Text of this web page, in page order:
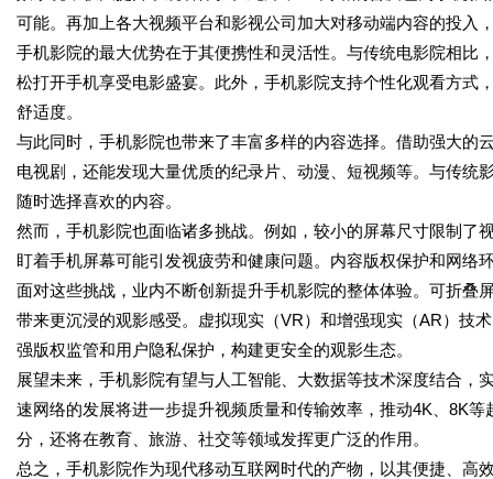
可能。再加上各大视频平台和影视公司加大对移动端内容的投入
手机影院的最大优势在于其便携性和灵活性。与传统电影院相比
松打开手机享受电影盛宴。此外，手机影院支持个性化观看方式
舒适度。
与此同时，手机影院也带来了丰富多样的内容选择。借助强大的
电视剧，还能发现大量优质的纪录片、动漫、短视频等。与传
随时选择喜欢的内容。
然而，手机影院也面临诸多挑战。例如，较小的屏幕尺寸限制了
盯着手机屏幕可能引发视疲劳和健康问题。内容版权保护和网
面对这些挑战，业内不断创新提升手机影院的整体体验。可折叠
带来更沉浸的观影感受。虚拟现实（VR）和增强现实（AR）技
强版权监管和用户隐私保护，构建更安全的观影生态。
展望未来，手机影院有望与人工智能、大数据等技术深度结合
速网络的发展将进一步提升视频质量和传输效率，推动4K、8K
分，还将在教育、旅游、社交等领域发挥更广泛的作用。
总之，手机影院作为现代移动互联网时代的产物，以其便捷、